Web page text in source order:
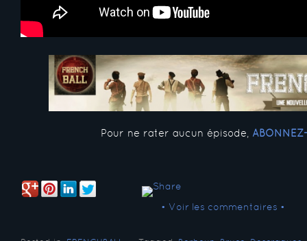
Pour ne rater aucun épisode,
• Voir les commentaires •